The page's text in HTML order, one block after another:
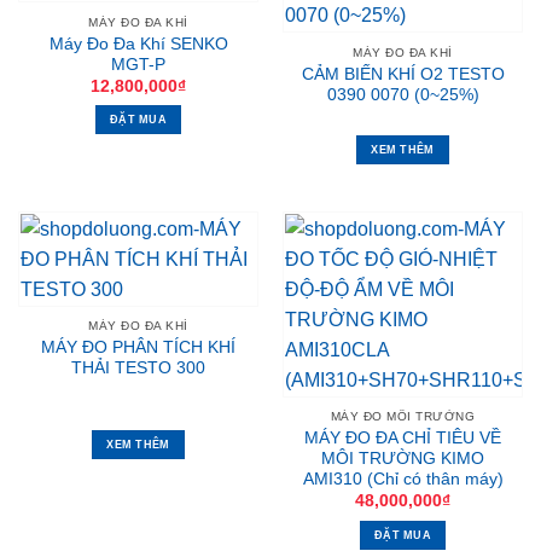
MÁY ĐO ĐA KHÍ
Máy Đo Đa Khí SENKO
MGT-P
12,800,000₫
ĐẶT MUA
MÁY ĐO ĐA KHÍ
CẢM BIẾN KHÍ O2 TESTO
0390 0070 (0~25%)
XEM THÊM
MÁY ĐO ĐA KHÍ
MÁY ĐO PHÂN TÍCH KHÍ
THẢI TESTO 300
XEM THÊM
MÁY ĐO MÔI TRƯỜNG
MÁY ĐO ĐA CHỈ TIÊU VỀ
MÔI TRƯỜNG KIMO
AMI310 (Chỉ có thân máy)
48,000,000₫
ĐẶT MUA